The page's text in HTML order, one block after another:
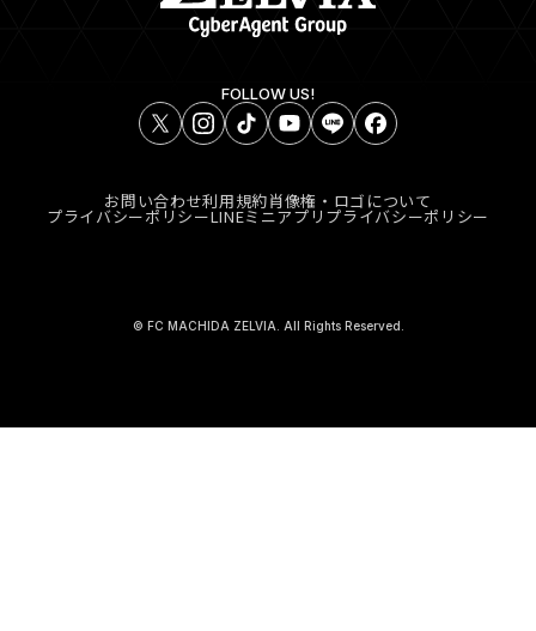
FOLLOW US!
お問い合わせ利用規約肖像権・ロゴについて
プライバシーポリシーLINEミニアプリプライバシーポリシー
© FC MACHIDA ZELVIA. All Rights Reserved.